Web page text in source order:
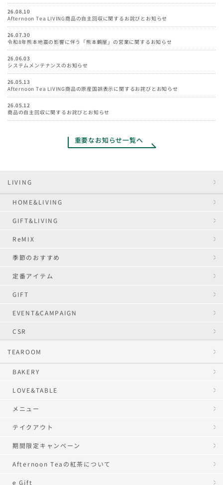
26.08.10
Afternoon Tea LIVING商品の自主回収に関するお詫びとお知らせ
26.07.30
令和8年熊本地震の影響に伴う「熊本鶴屋」の営業に関するお知らせ
26.06.03
システムメンテナンスのお知らせ
26.05.13
Afternoon Tea LIVING商品の原産国誤表示に関するお詫びとお知らせ
26.05.12
商品の自主回収に関するお詫びとお知らせ
重要なお知らせ一覧へ
LIVING
HOME&LIVING
GIFT&LIVING
ReMIX
季節のおすすめ
定番アイテム
GIFT
EVENT&CAMPAIGN
CSR
TEAROOM
BAKERY
LOVE&TABLE
メニュー
テイクアウト
期間限定キャンペーン
Afternoon Teaの紅茶について
e Gift